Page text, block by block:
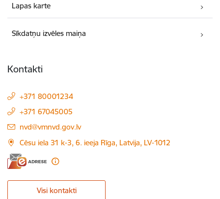
Lapas karte
Sīkdatņu izvēles maiņa
Kontakti
+371 80001234
+371 67045005
E-pasts:
nvd@vmnvd.gov.lv
Cēsu iela 31 k-3, 6. ieeja Rīga, Latvija, LV-1012
Visi kontakti